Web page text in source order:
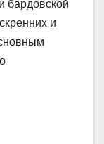
бардовской
и